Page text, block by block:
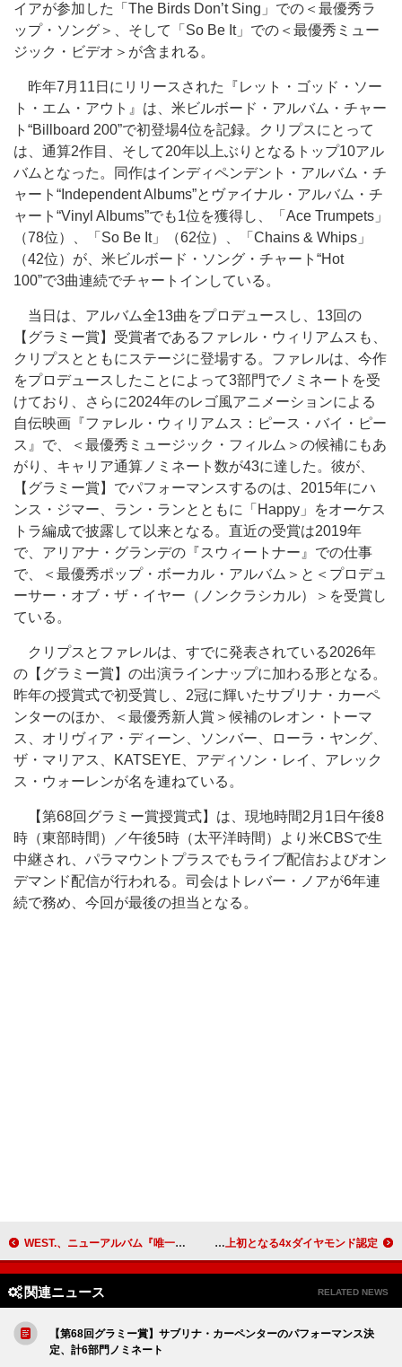
イアが参加した「The Birds Don’t Sing」での＜最優秀ラ
ップ・ソング＞、そして「So Be It」での＜最優秀ミュー
ジック・ビデオ＞が含まれる。
昨年7月11日にリリースされた『レット・ゴッド・ソー
ト・エム・アウト』は、米ビルボード・アルバム・チャー
ト“Billboard 200”で初登場4位を記録。クリプスにとって
は、通算2作目、そして20年以上ぶりとなるトップ10アル
バムとなった。同作はインディペンデント・アルバム・チ
ャート“Independent Albums”とヴァイナル・アルバム・チ
ャート“Vinyl Albums”でも1位を獲得し、「Ace Trumpets」
（78位）、「So Be It」（62位）、「Chains & Whips」
（42位）が、米ビルボード・ソング・チャート“Hot
100”で3曲連続でチャートインしている。
当日は、アルバム全13曲をプロデュースし、13回の
【グラミー賞】受賞者であるファレル・ウィリアムスも、
クリプスとともにステージに登場する。ファレルは、今作
をプロデュースしたことによって3部門でノミネートを受
けており、さらに2024年のレゴ風アニメーションによる
自伝映画『ファレル・ウィリアムス：ピース・バイ・ピー
ス』で、＜最優秀ミュージック・フィルム＞の候補にもあ
がり、キャリア通算ノミネート数が43に達した。彼が、
【グラミー賞】でパフォーマンスするのは、2015年にハ
ンス・ジマー、ラン・ランとともに「Happy」をオーケス
トラ編成で披露して以来となる。直近の受賞は2019年
で、アリアナ・グランデの『スウィートナー』での仕事
で、＜最優秀ポップ・ボーカル・アルバム＞と＜プロデュ
ーサー・オブ・ザ・イヤー（ノンクラシカル）＞を受賞し
ている。
クリプスとファレルは、すでに発表されている2026年
の【グラミー賞】の出演ラインナップに加わる形となる。
昨年の授賞式で初受賞し、2冠に輝いたサブリナ・カーペ
ンターのほか、＜最優秀新人賞＞候補のレオン・トーマ
ス、オリヴィア・ディーン、ソンバー、ローラ・ヤング、
ザ・マリアス、KATSEYE、アディソン・レイ、アレック
ス・ウォーレンが名を連ねている。
【第68回グラミー賞授賞式】は、現地時間2月1日午後8
時（東部時間）／午後5時（太平洋時間）より米CBSで生
中継され、パラマウントプラスでもライブ配信およびオン
デマンド配信が行われる。司会はトレバー・ノアが6年連
続で務め、今回が最後の担当となる。
WEST.、ニューアルバム『唯一無二』リリース＆アリーナツアーが決定 イーグルス、ベスト盤『グレイテスト・ヒッツ 1971-1975』全米史上初となる4xダイヤモンド認定
関連ニュース RELATED NEWS
【第68回グラミー賞】サブリナ・カーペンターのパフォーマンス決
定、計6部門ノミネート